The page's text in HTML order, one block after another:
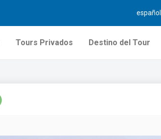
español
Tours Privados Destino del Tour